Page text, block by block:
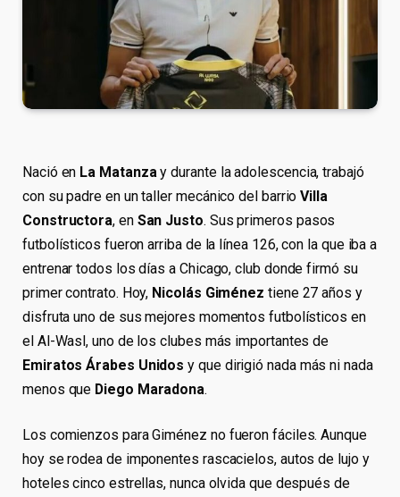
Nació en La Matanza y durante la adolescencia, trabajó
con su padre en un taller mecánico del barrioVilla
Constructora, en San Justo. Sus primeros pasos
futbolísticos fueron arriba de la línea 126, con la que iba a
entrenar todos los días a Chicago, club donde firmó su
primer contrato. Hoy, Nicolás Giménez tiene 27 años y
disfruta uno de sus mejores momentos futbolísticos en
el Al-Wasl, uno de los clubes más importantes de
Emiratos Árabes Unidosy que dirigió nada más ni nada
menos que Diego Maradona.
Los comienzos para Giménez no fueron fáciles. Aunque
hoy se rodea de imponentes rascacielos, autos de lujo y
hoteles cinco estrellas, nunca olvida que después de